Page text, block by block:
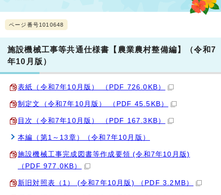
ページ番号1010648
施設機械工事等共通仕様書【農業農村整備編】（令和7
年10月版）
表紙（令和7年10月版） （PDF 726.0KB）
制定文（令和7年10月版） （PDF 45.5KB）
目次（令和7年10月版） （PDF 167.3KB）
本編（第1～13章）（令和7年10月版）
施設機械工事完成図書等作成要領 (令和7年10月版)
（PDF 977.0KB）
新旧対照表（1） (令和7年10月版) （PDF 3.2MB）